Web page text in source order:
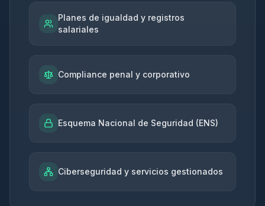
Planes de igualdad y registros
salariales
Compliance penal y corporativo
Esquema Nacional de Seguridad (ENS)
Ciberseguridad y servicios gestionados